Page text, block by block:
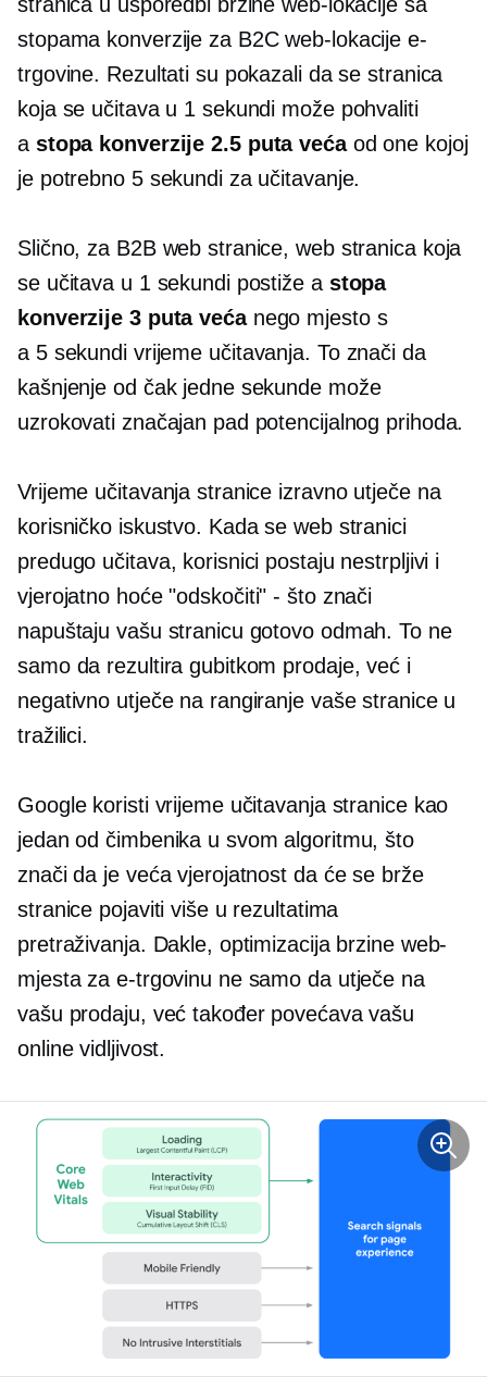
stopama konverzije za B2C web-lokacije e-
trgovine. Rezultati su pokazali da se stranica
koja se učitava u 1 sekundi može pohvaliti
a stopa konverzije 2.5 puta većaod one kojoj
je potrebno 5 sekundi za učitavanje.
Slično, za B2B web stranice, web stranica koja
se učitava u 1 sekundi postiže a stopa
konverzije 3 puta većanego mjesto s
a 5 sekundivrijeme učitavanja. To znači da
kašnjenje od čak jedne sekunde može
uzrokovati značajan pad potencijalnog prihoda.
Vrijeme učitavanja stranice izravno utječe na
korisničko iskustvo. Kada se web stranici
predugo učitava, korisnici postaju nestrpljivi i
vjerojatno hoće"odskočiti" - što znači
napuštaju vašu stranicu gotovo odmah. To ne
samo da rezultira gubitkom prodaje, već i
negativno utječe na rangiranje vaše stranice u
tražilici.
Google koristi vrijeme učitavanja stranice kao
jedan od čimbenika u svom algoritmu, što
znači da je veća vjerojatnost da će se brže
stranice pojaviti više u rezultatima
pretraživanja. Dakle, optimizacija brzine web-
mjesta za e-trgovinu ne samo da utječe na
vašu prodaju, već također povećava vašu
online vidljivost.